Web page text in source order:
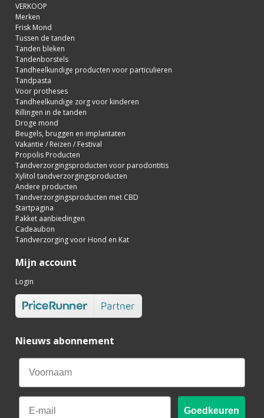
VERKOOP
Merken
Frisk Mond
Tussen de tanden
Tanden bleken
Tandenborstels
Tandheelkundige producten voor particulieren
Tandpasta
Voor protheses
Tandheelkundige zorg voor kinderen
Rillingen in de tanden
Droge mond
Beugels, bruggen en implantaten
Vakantie / Reizen / Festival
Propolis Producten
Tandverzorgingsproducten voor parodontitis
Xylitol tandverzorgingsproducten
Andere producten
Tandverzorgingsproducten met CBD
Startpagina
Pakket aanbiedingen
Cadeaubon
Tandverzorging voor Hond en Kat
Mijn account
Login
Nieuws abonnement
Email
Goedkeuren